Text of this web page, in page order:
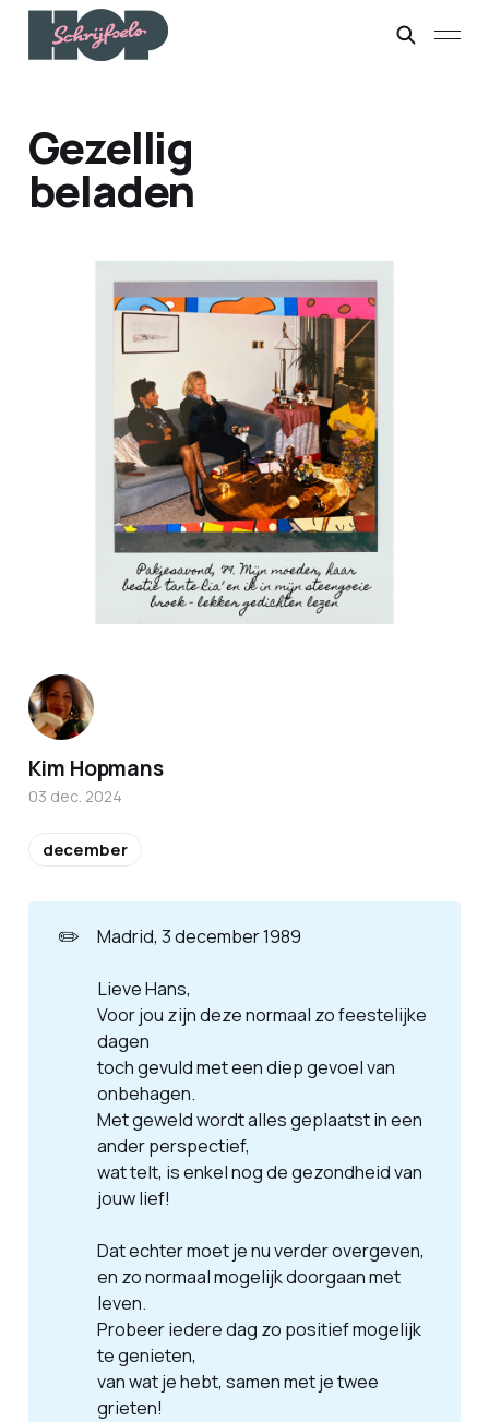
Gezellig
beladen
✏️ Madrid, 3 december 1989
Lieve Hans,
Voor jou zijn deze normaal zo feestelijke
dagen
toch gevuld met een diep gevoel van
onbehagen.
Met geweld wordt alles geplaatst in een
ander perspectief,
wat telt, is enkel nog de gezondheid van
jouw lief!
Dat echter moet je nu verder overgeven,
en zo normaal mogelijk doorgaan met
leven.
Probeer iedere dag zo positief mogelijk
te genieten,
van wat je hebt, samen met je twee
grieten!
Kim Hopmans
03 dec. 2024
december